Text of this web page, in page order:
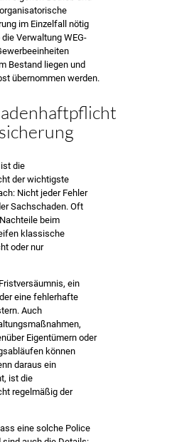
im Einzelfall nötig
Verwaltung WEG-
Bestand liegen und
übernommen werden.
die
der wichtigste
Nicht jeder Fehler
Sachschaden. Oft
beim
klassische
oder nur
ein
eine fehlerhafte
Auch
Eigentümern oder
können
daraus ein
ist die
regelmäßig der
eine solche Police